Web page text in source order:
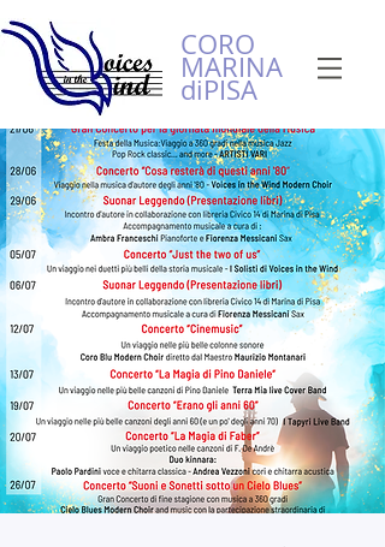
CORO
MARINA
diPISA